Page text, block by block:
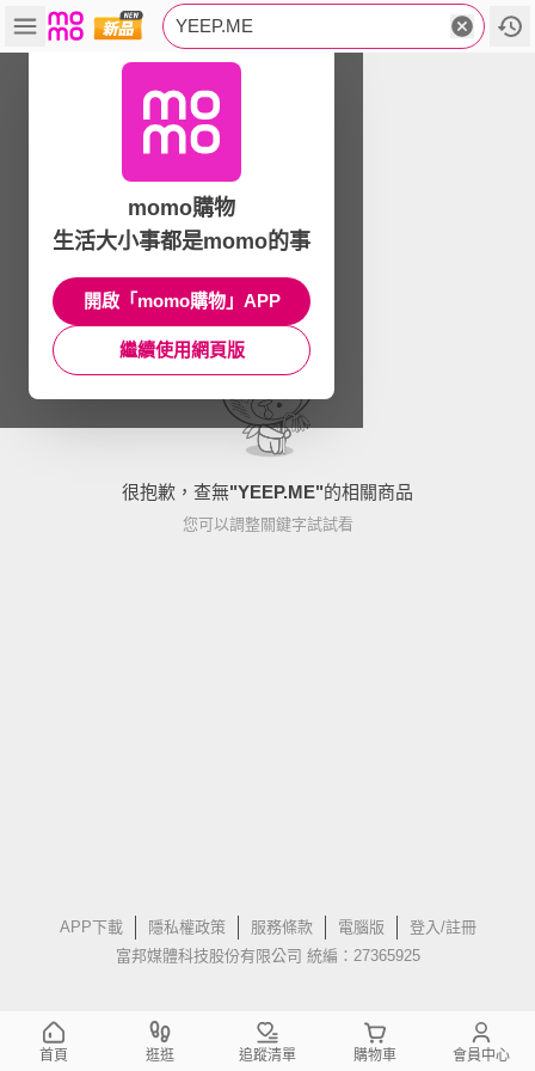
YEEP.ME
很抱歉，查無"YEEP.ME"的相關商品
您可以調整關鍵字試試看
APP下載 隱私權政策 服務條款 電腦版
登入/註冊
富邦媒體科技股份有限公司 統編：27365925
momo購物
生活大小事都是momo的事
開啟「momo購物」APP
繼續使用網頁版
首頁 逛逛 追蹤清單 購物車 會員中心